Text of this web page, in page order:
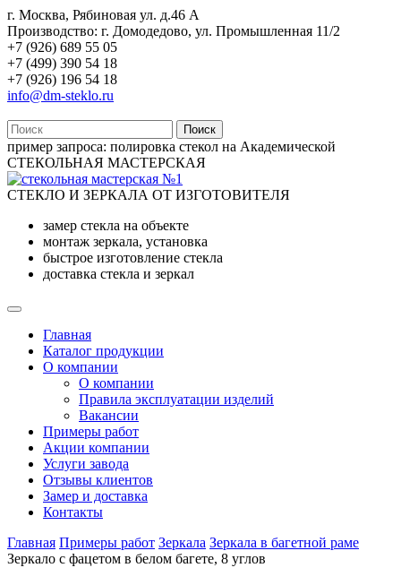
г. Москва, Рябиновая ул. д.46 А
Производство: г. Домодедово, ул. Промышленная 11/2
+7 (926) 689 55 05
+7 (499) 390 54 18
+7 (926) 196 54 18
info@dm-steklo.ru
Поиск
пример запроса: полировка стекол на Академической
СТЕКОЛЬНАЯ МАСТЕРСКАЯ
СТЕКЛО И ЗЕРКАЛА ОТ ИЗГОТОВИТЕЛЯ
замер стекла на объекте
монтаж зеркала, установка
быстрое изготовление стекла
доставка стекла и зеркал
Главная
Каталог продукции
О компании
О компании
Правила эксплуатации изделий
Вакансии
Примеры работ
Акции компании
Услуги завода
Отзывы клиентов
Замер и доставка
Контакты
Главная Примеры работ Зеркала Зеркала в багетной раме
Зеркало с фацетом в белом багете, 8 углов